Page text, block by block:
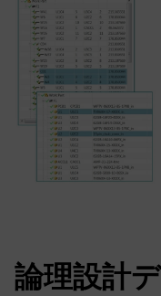
論理設計